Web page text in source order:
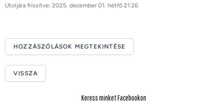
Utoljára frissítve: 2025. december 01. hétfő 21:26
HOZZÁSZÓLÁSOK MEGTEKINTÉSE
VISSZA
Keress minket Facebookon